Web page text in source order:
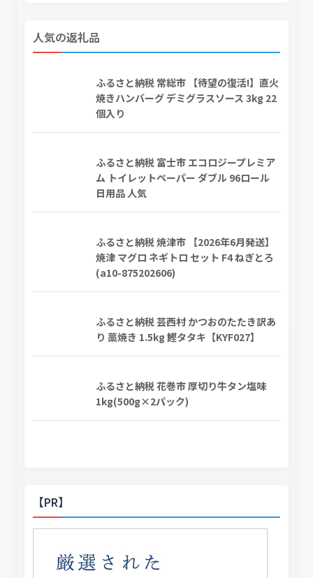
人気の返礼品
ふるさと納税 常総市 【待望の復活!】直火
焼きハンバーグ デミグラスソース 3kg 22
個入り
ふるさと納税 富士市 エコロジープレミア
ム トイレットペーパー ダブル 96ロール
日用品 人気
ふるさと納税 焼津市 【2026年6月発送】
焼津 マグロ ネギトロ セット F4 ねぎとろ
(a10-875202606)
ふるさと納税 芸西村 かつおのたたき訳あ
り 藁焼き 1.5kg 鰹タタキ【KYF027】
ふるさと納税 花巻市 厚切り牛タン塩味
1kg(500g×2パック)
【PR】